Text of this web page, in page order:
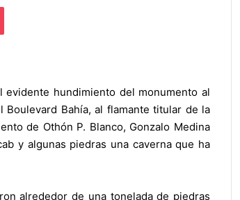
Pocket
hundimiento del monumento al
Bahía, al flamante titular de la
de Othón P. Blanco, Gonzalo Medina
y algunas piedras una caverna que ha
alrededor de una tonelada de piedras